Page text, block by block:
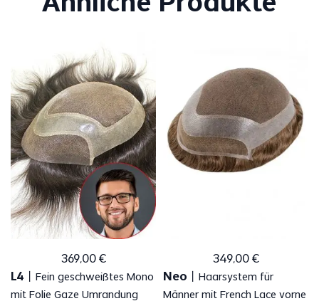
369,00 €
L4
Fein geschweißtes Mono
mit Folie Gaze Umrandung
349,00 €
Neo
Haarsystem für
Männer mit French Lace vorne